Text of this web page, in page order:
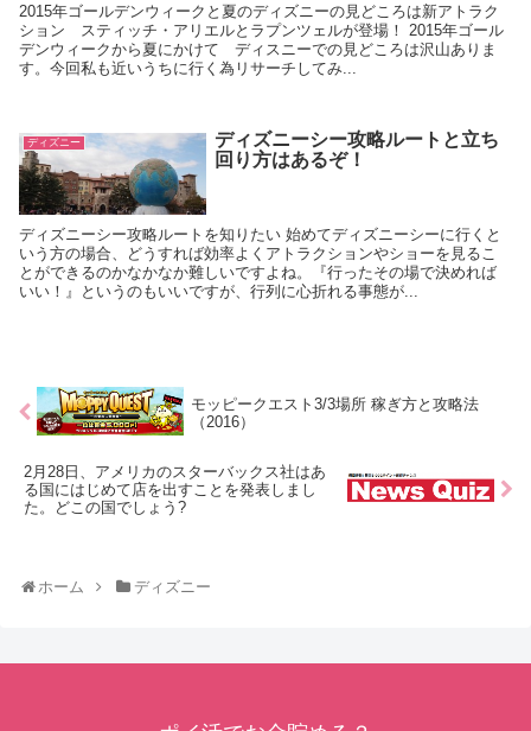
2015年ゴールデンウィークと夏のディズニーの見どころは新アトラク
ション スティッチ・アリエルとラプンツェルが登場！ 2015年ゴール
デンウィークから夏にかけて ディスニーでの見どころは沢山ありま
す。今回私も近いうちに行く為リサーチしてみ...
ディズニー
ディズニーシー攻略ルートと立ち
回り方はあるぞ！
ディズニーシー攻略ルートを知りたい 始めてディズニーシーに行くと
いう方の場合、どうすれば効率よくアトラクションやショーを見るこ
とができるのかなかなか難しいですよね。『行ったその場で決めれば
いい！』というのもいいですが、行列に心折れる事態が...
モッピークエスト3/3場所 稼ぎ方と攻略法
（2016）
2月28日、アメリカのスターバックス社はあ
る国にはじめて店を出すことを発表しまし
た。どこの国でしょう?
ホーム ディズニー